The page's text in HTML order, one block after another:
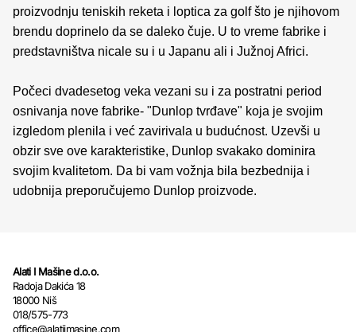
proizvodnju teniskih reketa i loptica za golf što je njihovom
brendu doprinelo da se daleko čuje. U to vreme fabrike i
predstavništva nicale su i u Japanu ali i Južnoj Africi.
Počeci dvadesetog veka vezani su i za postratni period
osnivanja nove fabrike- "Dunlop tvrđave" koja je svojim
izgledom plenila i već zavirivala u budućnost. Uzevši u
obzir sve ove karakteristike, Dunlop svakako dominira
svojim kvalitetom. Da bi vam vožnja bila bezbednija i
udobnija preporučujemo Dunlop proizvode.
Alati I Mašine d.o.o.
Radoja Dakića 18
18000 Niš
018/575-773
office@alatiimasine.com